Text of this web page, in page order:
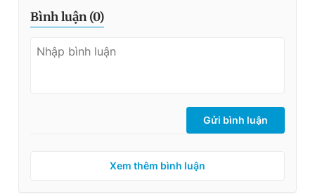
Bình luận (0)
Gửi bình luận
Xem thêm bình luận